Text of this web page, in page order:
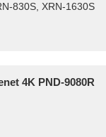
THÂN TRUEN HÀN
830S, XRN-1630S
4K PND-9080R